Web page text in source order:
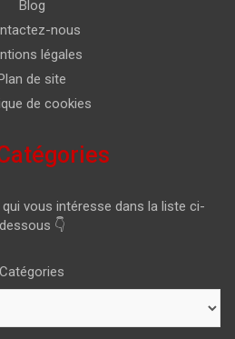
Blog
nous
légales
de site
de cookies
vous intéresse dans la liste ci-
dessous 👇
Catégories